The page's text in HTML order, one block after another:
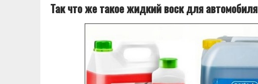
Так что же такое жидкий воск для автомобиля